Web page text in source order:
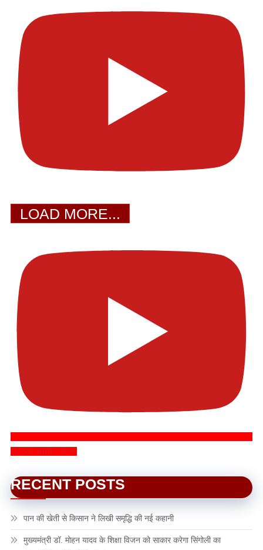
LOAD MORE...
SUBSCRIBE NOW
RECENT POSTS
पान की खेती से किसान ने लिखी समृद्धि की नई कहानी
मुख्यमंत्री डॉ. मोहन यादव के शिक्षा विजन को साकार करेगा सिंगोली का